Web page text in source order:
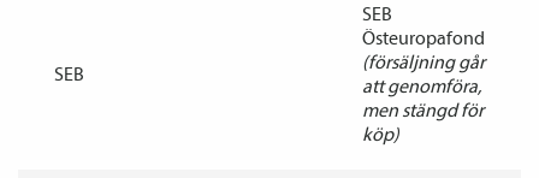
SEB
SEB
Östeuropafond
(försäljning går
att genomföra,
men stängd för
köp)